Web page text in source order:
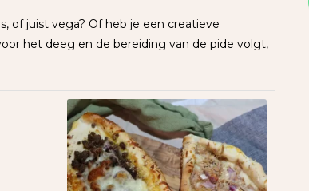
of juist vega? Of heb je een creatieve
het deeg en de bereiding van de pide volgt,